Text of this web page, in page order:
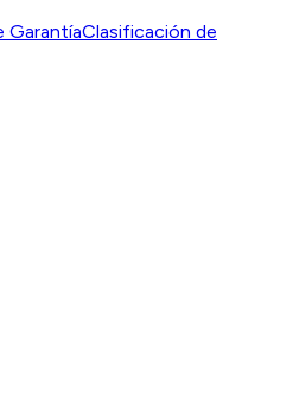
GarantíaClasificación de